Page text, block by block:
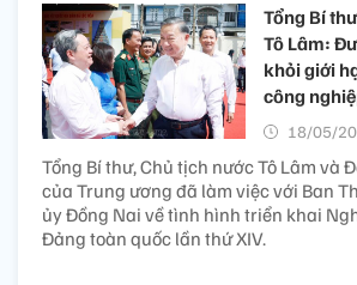
Tổng Bí
Tô Lâm:
khỏi giới
công
18/05/
Tổng Bí thư, Chủ tịch nước Tô Lâm và
của Trung ương đã làm việc với Ban
ủy Đồng Nai về tình hình triển khai
Đảng toàn quốc lần thứ XIV.